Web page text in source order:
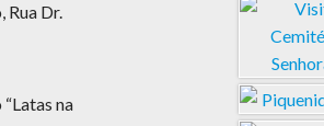
Rua Dr.
na